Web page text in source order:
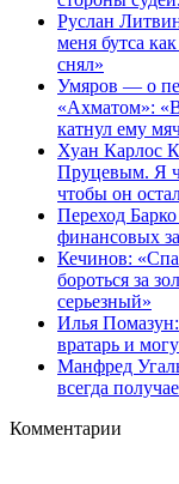
Руслан
меня бутса
снял»
Умяров — о
«Ахматом»:
катнул ему
Хуан Карлос
Пруцевым. Я
чтобы он
Переход
финансовых
Кечинов:
бороться за
серьезный»
Илья
вратарь и
Манфред
всегда
Комментарии